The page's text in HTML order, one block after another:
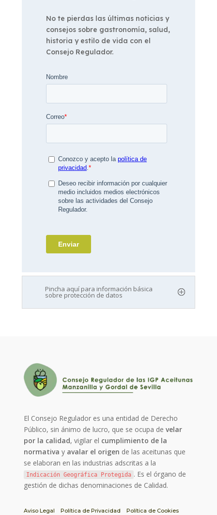
No te pierdas las últimas noticias y
consejos sobre gastronomía, salud,
historia y estilo de vida con el
Consejo Regulador.
Pincha aquí para información básica
sobre protección de datos
El Consejo Regulador es una entidad de Derecho
Público, sin ánimo de lucro, que se ocupa develar
por la calidad, vigilar el cumplimiento de la
normativa y avalar el origen de las aceitunas que
se elaboran en las industrias adscritas a la
Indicación Geográfica Protegida . Es el órgano de
gestión de dichas denominaciones de Calidad.
Aviso Legal Política de Privacidad
Política de Cookies